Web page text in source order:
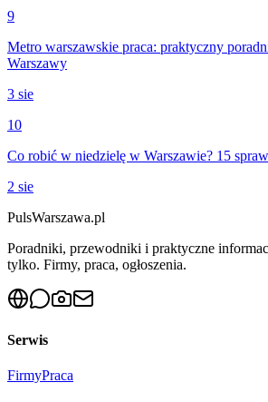
9
Metro warszawskie praca: praktyczny
Warszawy
3 sie
10
Co robić w niedzielę w Warszawie? 15
2 sie
PulsWarszawa.pl
Poradniki, przewodniki i praktyczne
tylko. Firmy, praca, ogłoszenia.
Serwis
FirmyPraca